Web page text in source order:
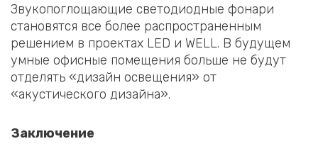
Звукопоглощающие светодиодные фонари
становятся все более распространенным
решением в проектах LED и WELL. В будущем
умные офисные помещения больше не будут
отделять «дизайн освещения» от
«акустического дизайна».
Заключение